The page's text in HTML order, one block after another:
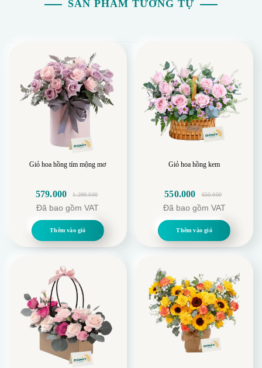
SẢN PHẨM TƯƠNG TỰ
Giỏ hoa hồng tím mộng mơ
1.299.000
gốc
là:
1.299.000.
579.000
hiện
tại
là:
579.000.
Đã bao gồm VAT
Thêm vào giỏ
Giỏ hoa hồng kem
650.000
gốc
550.000
hiện
550.000.
Đã bao gồm VAT
Thêm vào giỏ